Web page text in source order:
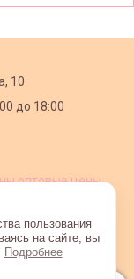
10
до 18:00
оптовые цены,
пользования
на сайте, вы
Подробнее